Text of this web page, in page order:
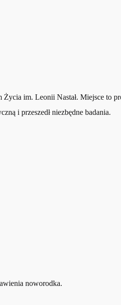
im. Leonii Nastał. Miejsce to
i przeszedł niezbędne badania.
noworodka.